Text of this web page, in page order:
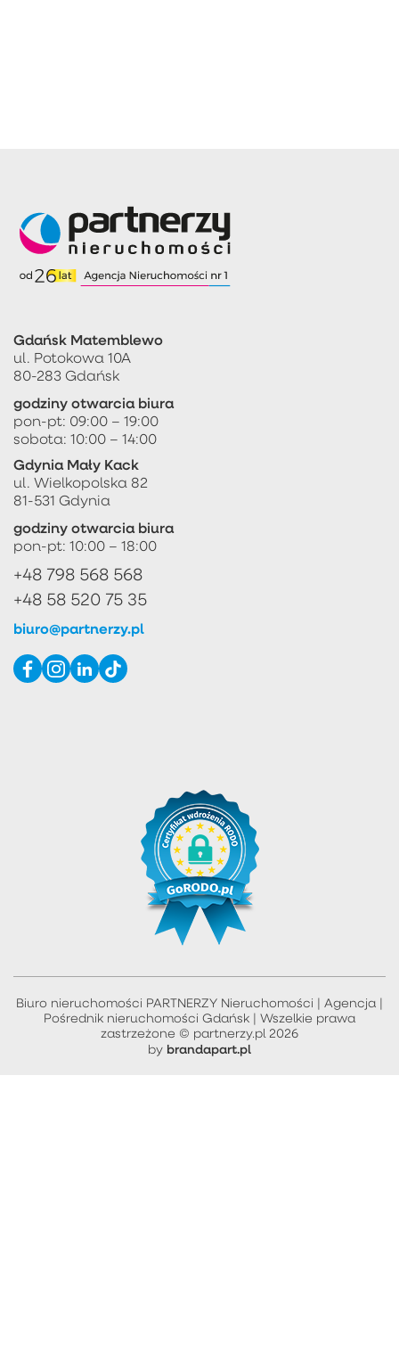
Gdańsk Matemblewo
ul. Potokowa 10A
80-283 Gdańsk
godziny otwarcia biura
pon-pt: 09:00 – 19:00
sobota: 10:00 – 14:00
Gdynia Mały Kack
ul. Wielkopolska 82
81-531 Gdynia
godziny otwarcia biura
pon-pt: 10:00 – 18:00
+48 798 568 568
+48 58 520 75 35
biuro@partnerzy.pl
Biuro nieruchomości PARTNERZY Nieruchomości | Agencja |
Pośrednik nieruchomości Gdańsk | Wszelkie prawa
zastrzeżone © partnerzy.pl 2026
by brandapart.pl